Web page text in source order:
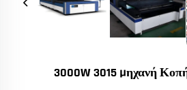
3000W 3015 Μηχανή